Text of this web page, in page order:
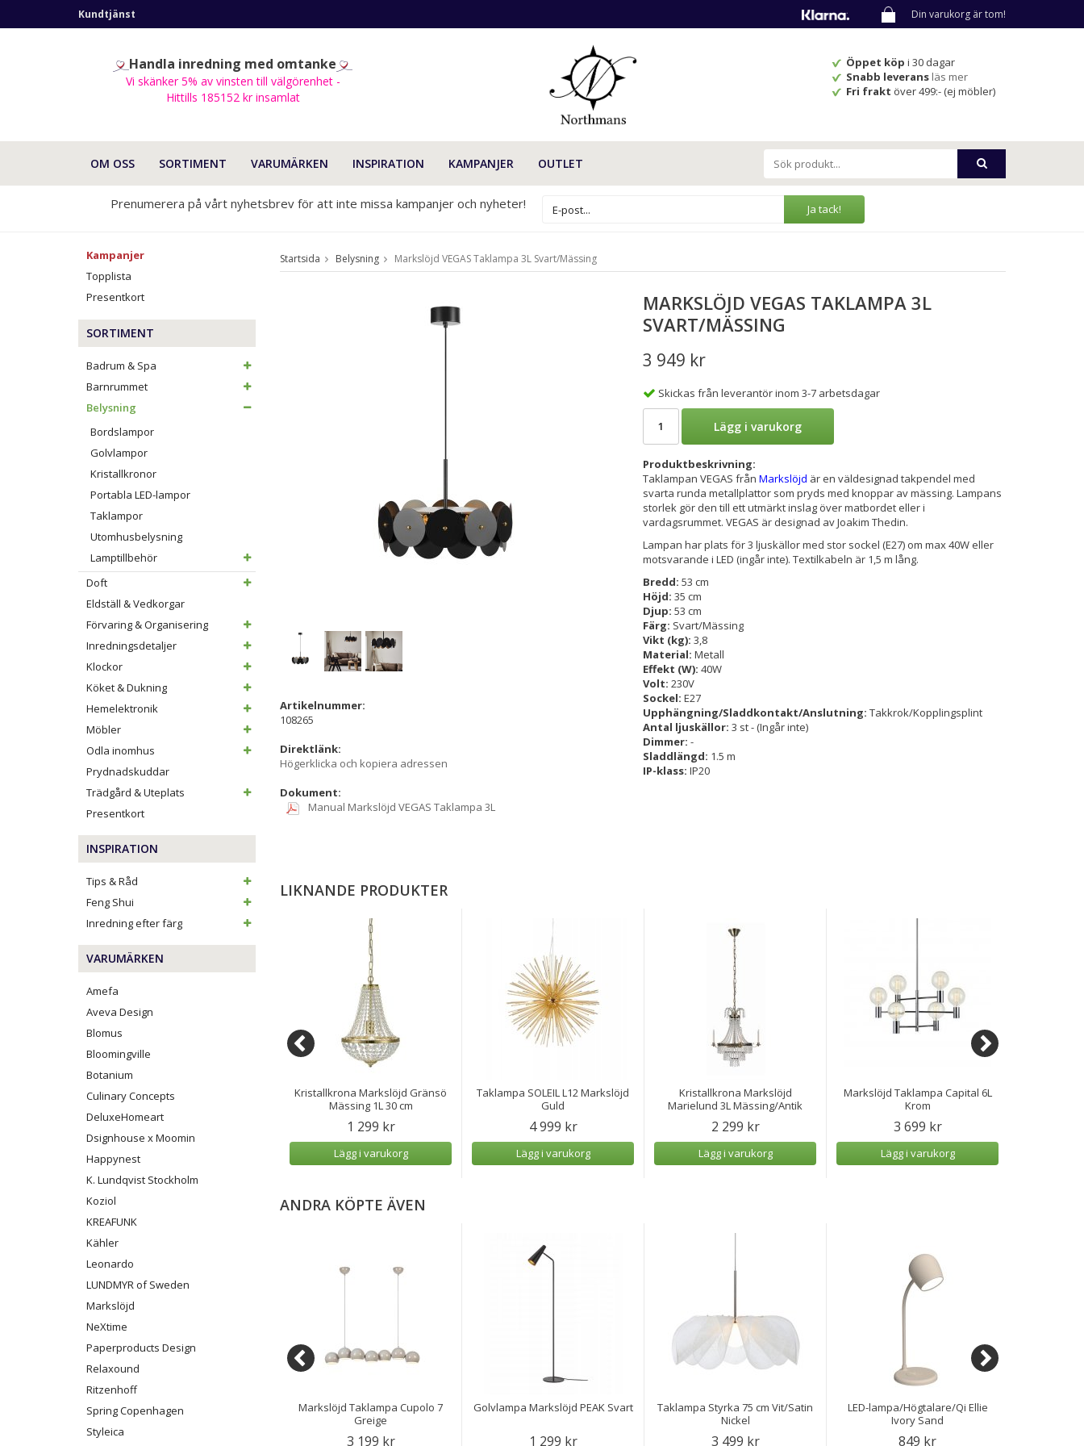
Kundtjänst Din varukorg är tom!
Öppet köpi 30 dagar
Snabb leverans läs mer
Fri frakt över 499:- (ej möbler)
Handla inredning med omtanke
Vi skänker 5% av vinsten till välgörenhet -
Hittills 185152 kr insamlat
OM OSS SORTIMENT VARUMÄRKEN INSPIRATION KAMPANJER OUTLET
Prenumerera på vårt nyhetsbrev för att inte missa kampanjer och nyheter! Ja tack!
Kampanjer
Topplista
Presentkort
SORTIMENT
Badrum & Spa
Barnrummet
Belysning
Bordslampor
Golvlampor
Kristallkronor
Portabla LED-lampor
Taklampor
Utomhusbelysning
Lamptillbehör
Doft
Eldställ & Vedkorgar
Förvaring & Organisering
Inredningsdetaljer
Klockor
Köket & Dukning
Hemelektronik
Möbler
Odla inomhus
Prydnadskuddar
Trädgård & Uteplats
Presentkort
INSPIRATION
Tips & Råd
Feng Shui
Inredning efter färg
VARUMÄRKEN
Amefa
Aveva Design
Blomus
Bloomingville
Botanium
Culinary Concepts
DeluxeHomeart
Dsignhouse x Moomin
Happynest
K. Lundqvist Stockholm
Koziol
KREAFUNK
Kähler
Leonardo
LUNDMYR of Sweden
Markslöjd
NeXtime
Paperproducts Design
Relaxound
Ritzenhoff
Spring Copenhagen
Styleica
Startsida Belysning Markslöjd VEGAS Taklampa 3L Svart/Mässing
MARKSLÖJD VEGAS TAKLAMPA 3L
SVART/MÄSSING
3 949 kr
Skickas från leverantör inom 3-7 arbetsdagar
Lägg i varukorg
Produktbeskrivning:
Taklampan VEGAS från Markslöjd är en väldesignad takpendel med
svarta runda metallplattor som pryds med knoppar av mässing. Lampans
storlek gör den till ett utmärkt inslag över matbordet eller i
vardagsrummet. VEGAS är designad av Joakim Thedin.
Lampan har plats för 3 ljuskällor med stor sockel (E27) om max 40W eller
motsvarande i LED (ingår inte). Textilkabeln är 1,5 m lång.
Bredd: 53 cm
Höjd: 35 cm
Djup: 53 cm
Färg: Svart/Mässing
Vikt (kg): 3,8
Material: Metall
Effekt (W): 40W
Volt: 230V
Sockel: E27
Upphängning/Sladdkontakt/Anslutning: Takkrok/Kopplingsplint
Antal ljuskällor: 3 st - (Ingår inte)
Dimmer: -
Sladdlängd: 1.5 m
IP-klass: IP20
Artikelnummer:
108265
Direktlänk:
Högerklicka och kopiera adressen
Dokument:
Manual Markslöjd VEGAS Taklampa 3L
LIKNANDE PRODUKTER
Markslöjd Taklampa Kurage 1L
Amber/Mässing
Kristallkrona Markslöjd Gränsö
Mässing 1L 30 cm
1 299 kr
Lägg i varukorg
Taklampa SOLEIL L12 Markslöjd
Guld
4 999 kr
Lägg i varukorg
Kristallkrona Markslöjd
Marielund 3L Mässing/Antik
2 299 kr
Lägg i varukorg
Markslöjd Taklampa Capital 6L
Krom
3 699 kr
Lägg i varukorg
ANDRA KÖPTE ÄVEN
Kristallkrona Markslöjd Gränsö
Mässing 2L 40 cm
Markslöjd Taklampa Cupolo 7
Greige
3 199 kr
Golvlampa Markslöjd PEAK Svart
1 299 kr
Taklampa Styrka 75 cm Vit/Satin
Nickel
3 499 kr
LED-lampa/Högtalare/Qi Ellie
Ivory Sand
849 kr